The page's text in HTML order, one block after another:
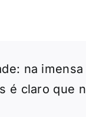
na
é claro que